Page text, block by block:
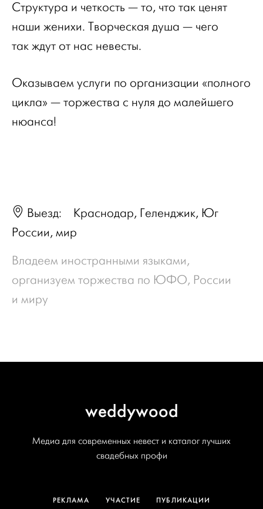
Структура и четкость — то, что так ценят
наши женихи. Творческая душа — чего
так ждут от нас невесты.
Оказываем услуги по организации «полного
цикла» — торжества с нуля до малейшего
нюанса!
Выезд:
Краснодар, Геленджик, Юг
России, мир
Владеем иностранными языками,
организуем торжества по ЮФО, России
и миру
weddywood
Медиа для современных невест и каталог лучших
свадебных профи
РЕКЛАМА УЧАСТИЕ ПУБЛИКАЦИИ